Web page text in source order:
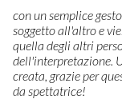
con un semplice
soggetto all'altro e
quella degli altri
dell'interpretazione.
creata, grazie per
da spettatrice!